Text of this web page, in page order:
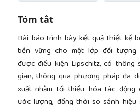
Tóm tắt
Bài báo trình bày kết quả thiết kế
bền vững cho một lớp đối tượng
được điều kiện Lipschitz, có
gian, thông qua phương pháp đa
xuất nhằm tối thiểu hóa tác động
ước lượng, đồng thời so sánh